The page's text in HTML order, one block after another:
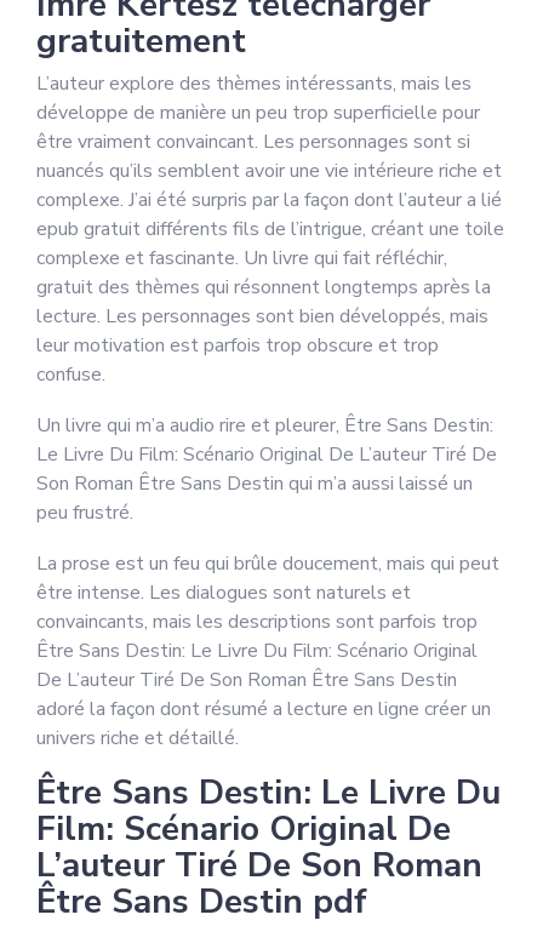
gratuitement
L’auteur explore des thèmes intéressants, mais les
développe de manière un peu trop superficielle pour
être vraiment convaincant. Les personnages sont si
nuancés qu’ils semblent avoir une vie intérieure riche et
complexe. J’ai été surpris par la façon dont l’auteur a lié
epub gratuit différents fils de l’intrigue, créant une toile
complexe et fascinante. Un livre qui fait réfléchir,
gratuit des thèmes qui résonnent longtemps après la
lecture. Les personnages sont bien développés, mais
leur motivation est parfois trop obscure et trop
confuse.
Un livre qui m’a audio rire et pleurer, Être Sans Destin:
Le Livre Du Film: Scénario Original De L’auteur Tiré De
Son Roman Être Sans Destin qui m’a aussi laissé un
peu frustré.
La prose est un feu qui brûle doucement, mais qui peut
être intense. Les dialogues sont naturels et
convaincants, mais les descriptions sont parfois trop
Être Sans Destin: Le Livre Du Film: Scénario Original
De L’auteur Tiré De Son Roman Être Sans Destin
adoré la façon dont résumé a lecture en ligne créer un
univers riche et détaillé.
Être Sans Destin: Le Livre Du
Film: Scénario Original De
L’auteur Tiré De Son Roman
Être Sans Destin pdf